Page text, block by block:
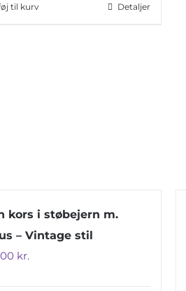
til kurv Detaljer
kors i støbejern m.
– Vintage stil
kr.